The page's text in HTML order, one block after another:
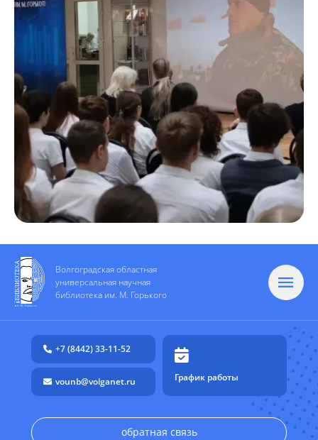
Волгоградская областная
универсальная научная
библиотека им. М. Горького
+7 (8442) 33-11-52
vounb@volganet.ru График работы
обратная связь